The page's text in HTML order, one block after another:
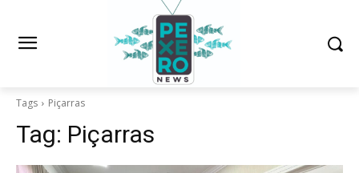
Tags Piçarras
Tag: Piçarras